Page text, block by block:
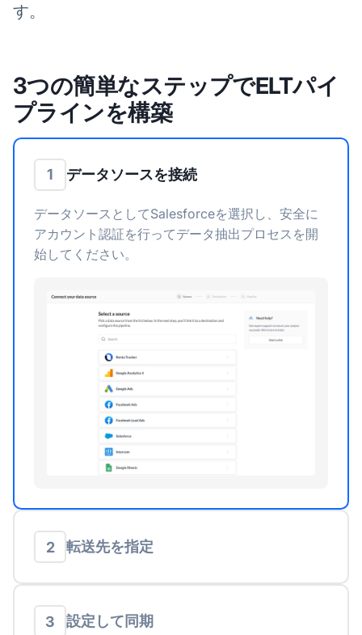
す。
3つの簡単なステップでELTパイ
プラインを構築
1 データソースを接続
データソースとしてSalesforceを選択し、安全に
アカウント認証を行ってデータ抽出プロセスを開
始してください。
2 転送先を指定
3 設定して同期